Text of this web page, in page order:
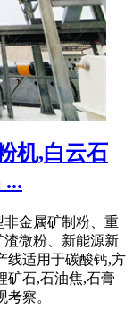
机,白云石
非金属矿制粉、重
微粉、新能源新
线适用于碳酸钙,方
矿石,石油焦,石膏
察。